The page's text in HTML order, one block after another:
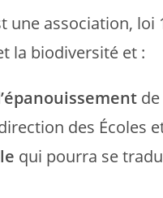
une association, loi
la biodiversité et :
des Écoles
qui pourra se